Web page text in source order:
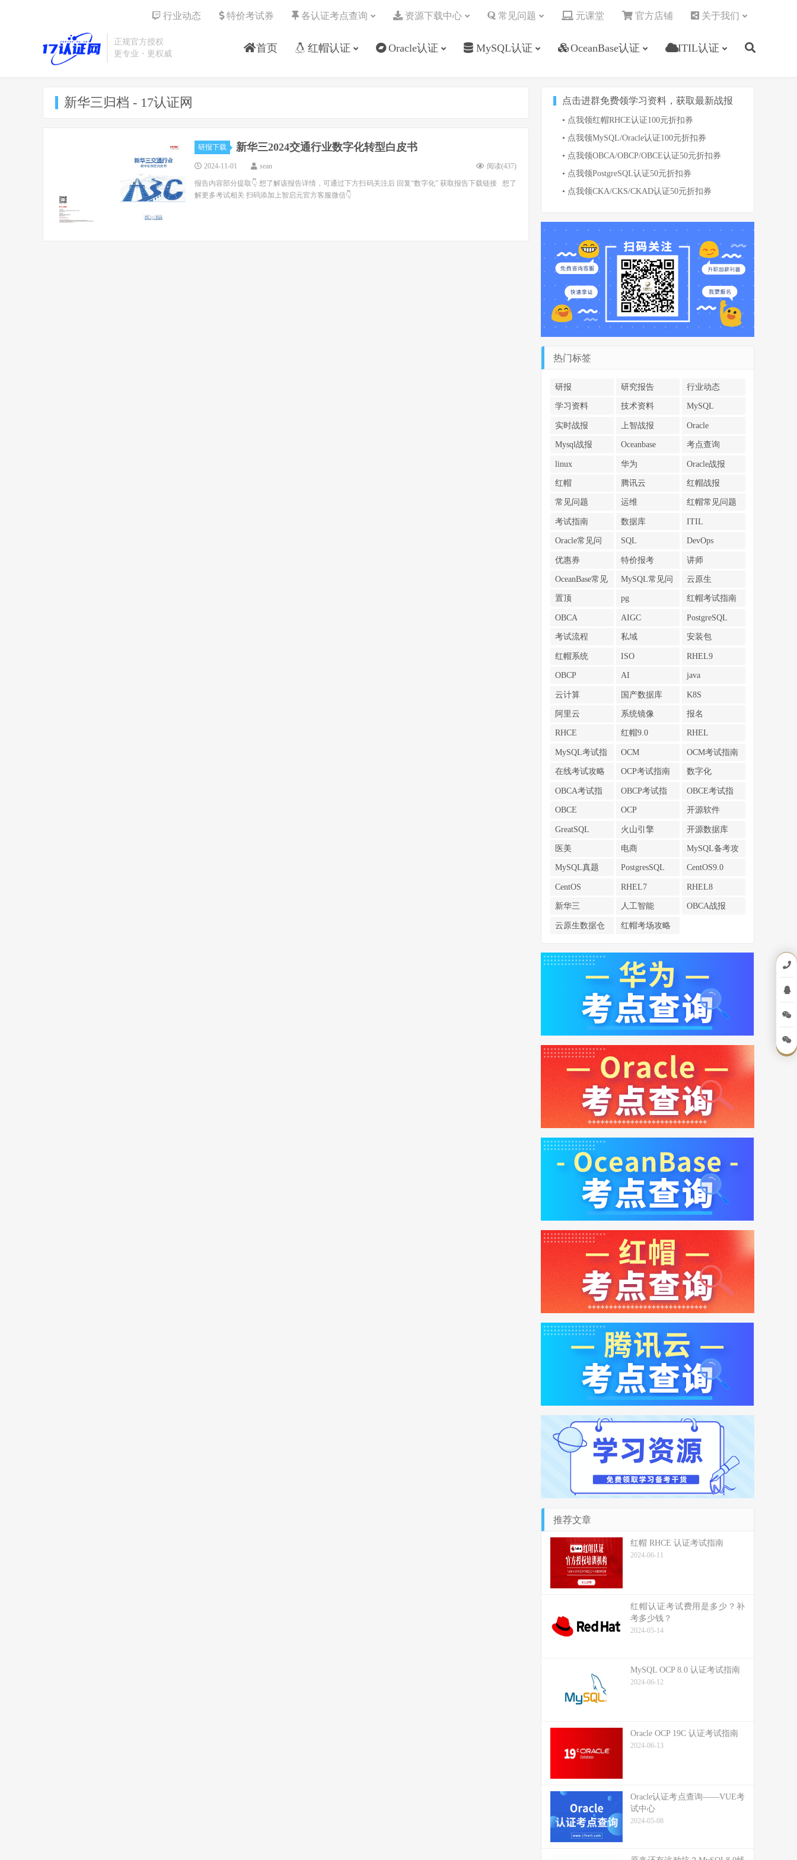
正规官方授权
更专业・更权威
首页 红帽认证 Oracle认证 MySQL认证 OceanBase认证 ITIL认证
行业动态 特价考试券 各认证考点查询 资源下载中心 常见问题 元课堂 官方店铺 关于我们
新华三归档 - 17认证网
研报下载 新华三2024交通行业数字化转型白皮书
2024-11-01 sean 阅读(437)
报告内容部分提取👇 想了解该报告详情，可通过下方扫码关注后 回复“数字化” 获取报告下载链接 想了
解更多考试相关 扫码添加上智启元官方客服微信👇
点击进群免费领学习资料，获取最新战报
• 点我领红帽RHCE认证100元折扣券
• 点我领MySQL/Oracle认证100元折扣券
• 点我领OBCA/OBCP/OBCE认证50元折扣券
• 点我领PostgreSQL认证50元折扣券
• 点我领CKA/CKS/CKAD认证50元折扣券
热门标签
研报 研究报告 行业动态
学习资料 技术资料 MySQL
实时战报 上智战报 Oracle
Mysql战报 Oceanbase 考点查询
linux 华为 Oracle战报
红帽 腾讯云 红帽战报
常见问题 运维 红帽常见问题
考试指南 数据库 ITIL
Oracle常见问
题
SQL DevOps
优惠券 特价报考 讲师
OceanBase常见
问题
MySQL常见问
题
云原生
置顶 pg 红帽考试指南
OBCA AIGC PostgreSQL
考试流程 私域 安装包
红帽系统 ISO RHEL9
OBCP AI java
云计算 国产数据库 K8S
阿里云 系统镜像 报名
RHCE 红帽9.0 RHEL
MySQL考试指
南
OCM OCM考试指南
在线考试攻略 OCP考试指南 数字化
OBCA考试指
南
OBCP考试指
南
OBCE考试指
南
OBCE OCP 开源软件
GreatSQL 火山引擎 开源数据库
医美 电商
MySQL备考攻
略
MySQL真题 PostgresSQL CentOS9.0
CentOS RHEL7 RHEL8
新华三 人工智能 OBCA战报
云原生数据仓
红帽考场攻略
推荐文章
红帽 RHCE 认证考试指南
2024-06-11
红帽认证考试费用是多少？补
考多少钱？
2024-05-14
MySQL OCP 8.0 认证考试指南
2024-06-12
Oracle OCP 19C 认证考试指南
2024-06-13
Oracle认证考点查询——VUE考
试中心
2024-05-08